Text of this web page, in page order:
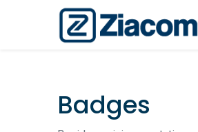
Badges